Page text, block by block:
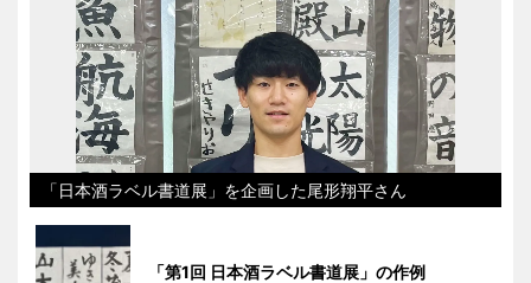
「日本酒ラベル書道展」を企画した尾形翔平さん
「第1回 日本酒ラベル書道展」の作例